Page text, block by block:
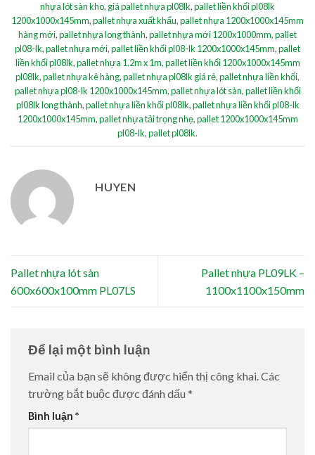
nhựa lót sàn kho, giá pallet nhựa pl08lk,pallet liền khối pl08lk
1200x1000x145mm,pallet nhựa xuất khẩu,pallet nhựa 1200x1000x145mm
hàng mới,pallet nhựa long thành,pallet nhựa mới 1200x1000mm,pallet
pl08-lk,pallet nhựa mới,pallet liền khối pl08-lk 1200x1000x145mm,pallet
liền khối pl08lk,pallet nhựa 1.2m x 1m,pallet liền khối 1200x1000x145mm
pl08lk,pallet nhựa kê hàng,pallet nhựa pl08lk giá rẻ,pallet nhựa liền khối,
pallet nhựa pl08-lk 1200x1000x145mm,pallet nhựa lót sàn,pallet liền khối
pl08lk long thành,pallet nhựa liền khối pl08lk,pallet nhựa liền khối pl08-lk
1200x1000x145mm,pallet nhựa tải trọng nhẹ,pallet 1200x1000x145mm
pl08-lk,pallet pl08lk.
HUYEN
Pallet nhựa lót sàn
600x600x100mm PL07LS
Pallet nhựa PL09LK –
1100x1100x150mm
Để lại một bình luận
Email của bạn sẽ không được hiển thị công khai. Các
trường bắt buộc được đánh dấu *
Bình luận *